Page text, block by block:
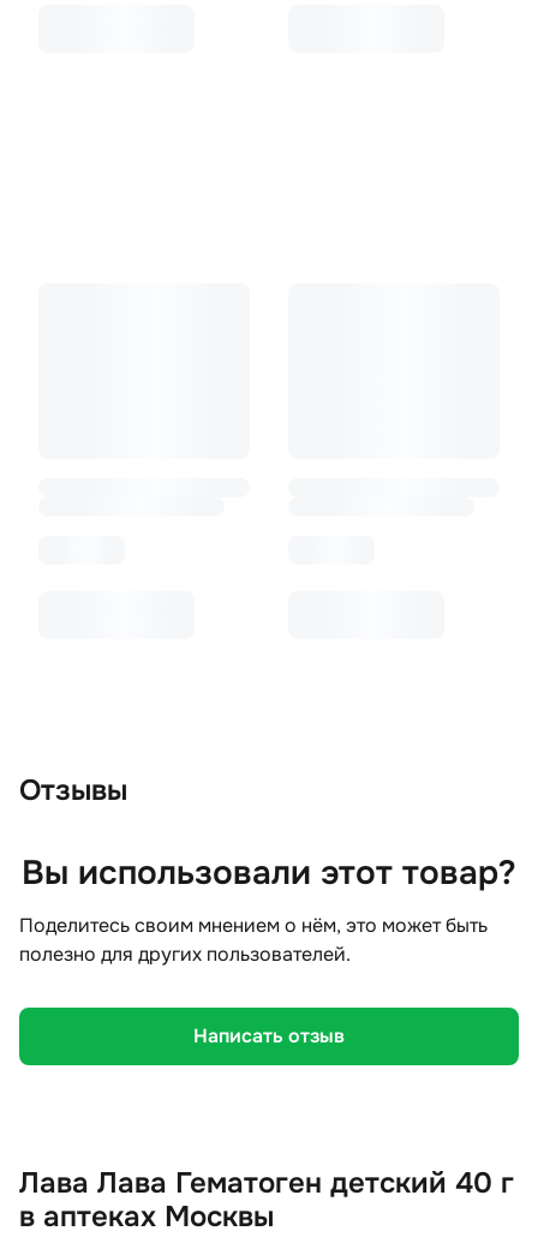
Отзывы
Вы использовали этот товар?
Поделитесь своим мнением о нём, это может быть
полезно для других пользователей.
Написать отзыв
Лава Лава Гематоген детский 40 г
в аптеках Москвы